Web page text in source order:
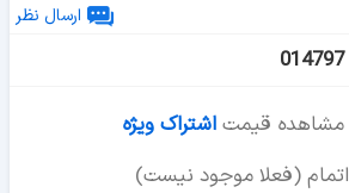
ارسال نظر
014797
مشاهده قیمت اشتراک ویژه
اتمام (فعلا موجود نیست)